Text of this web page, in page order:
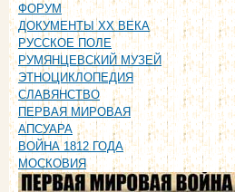
ФОРУМ
ДОКУМЕНТЫ XX ВЕКА
РУССКОЕ ПОЛЕ
РУМЯНЦЕВСКИЙ МУЗЕЙ
ЭТНОЦИКЛОПЕДИЯ
СЛАВЯНСТВО
ПЕРВАЯ МИРОВАЯ
АПСУАРА
ВОЙНА 1812 ГОДА
МОСКОВИЯ